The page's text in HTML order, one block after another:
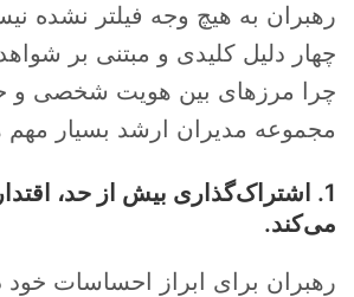
رهبران به هیچ وجه فیلتر نشده
چهار دلیل کلیدی و مبتنی بر
چرا مرزهای بین هویت شخصی و
مجموعه مدیران ارشد بسیار مهم
1. اشتراک‌گذاری بیش از حد،
می‌کند.
رهبران برای ابراز احساسات خود